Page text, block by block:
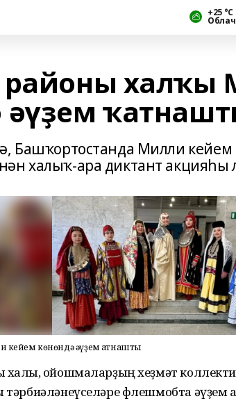
+25 °С
районы
әүҙем
Башҡортостанда Милли
халыҡ-ара диктант акцияһы
кейем көнөндә әүҙем ҡатнашты
халҡы, ойошмаларҙың хеҙмәт
тәрбиәләнеүселәре флешмобта